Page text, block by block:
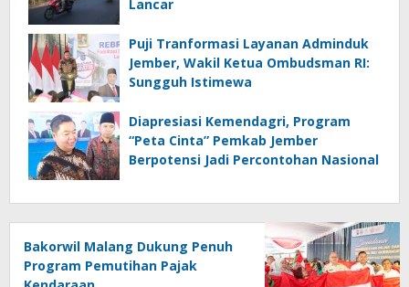
Lancar
Puji Tranformasi Layanan Adminduk
Jember, Wakil Ketua Ombudsman RI:
Sungguh Istimewa
Diapresiasi Kemendagri, Program
“Peta Cinta” Pemkab Jember
Berpotensi Jadi Percontohan Nasional
Bakorwil Malang Dukung Penuh
Program Pemutihan Pajak